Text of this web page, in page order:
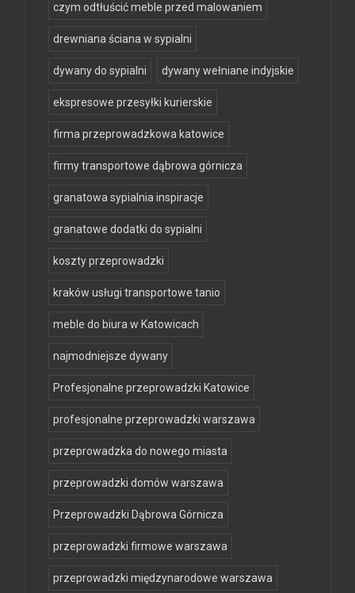
czym odtłuścić meble przed malowaniem
drewniana ściana w sypialni
dywany do sypialni dywany wełniane indyjskie
ekspresowe przesyłki kurierskie
firma przeprowadzkowa katowice
firmy transportowe dąbrowa górnicza
granatowa sypialnia inspiracje
granatowe dodatki do sypialni
koszty przeprowadzki
kraków usługi transportowe tanio
meble do biura w Katowicach
najmodniejsze dywany
Profesjonalne przeprowadzki Katowice
profesjonalne przeprowadzki warszawa
przeprowadzka do nowego miasta
przeprowadzki domów warszawa
Przeprowadzki Dąbrowa Górnicza
przeprowadzki firmowe warszawa
przeprowadzki międzynarodowe warszawa